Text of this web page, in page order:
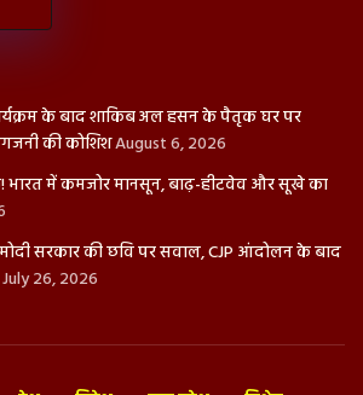
के बाद शाकिब अल हसन के पैतृक घर पर
की कोशिशAugust 6, 2026
भारत में कमजोर मानसून, बाढ़-हीटवेव और सूखे का
मोदी सरकार की छवि पर सवाल, CJP आंदोलन के बाद
July 26, 2026